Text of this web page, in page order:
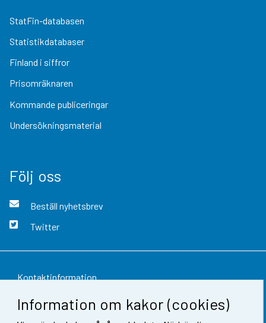
Information om kakor (cookies)
StatFin-databasen
Statistikdatabaser
Finland i siffror
Prisomräknaren
Kommande publiceringar
Undersökningsmaterial
Följ oss
Beställ nyhetsbrev
Twitter
Kontaktinformation
Respons